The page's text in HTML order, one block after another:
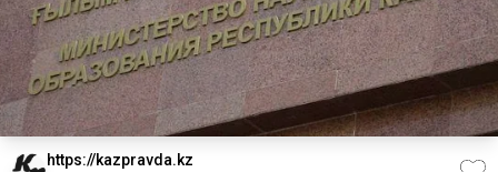
https://kazpravda.kz